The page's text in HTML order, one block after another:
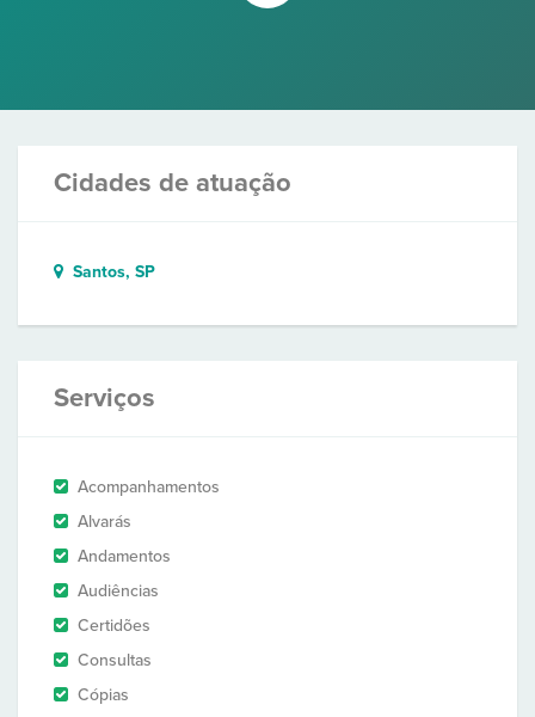
Cidades de atuação
Santos, SP
Serviços
Acompanhamentos
Alvarás
Andamentos
Audiências
Certidões
Consultas
Cópias